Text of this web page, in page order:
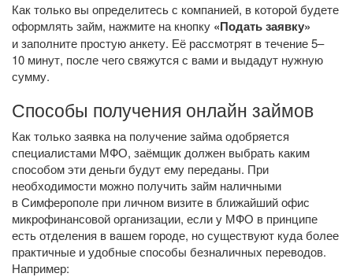
Как только вы определитесь с компанией, в которой будете
оформлять займ, нажмите на кнопку «Подать заявку»
и заполните простую анкету. Её рассмотрят в течение 5–
10 минут, после чего свяжутся с вами и выдадут нужную
сумму.
Способы получения онлайн займов
Как только заявка на получение займа одобряется
специалистами МФО, заёмщик должен выбрать каким
способом эти деньги будут ему переданы. При
необходимости можно получить займ наличными
в Симферополе при личном визите в ближайший офис
микрофинансовой организации, если у МФО в принципе
есть отделения в вашем городе, но существуют куда более
практичные и удобные способы безналичных переводов.
Например: